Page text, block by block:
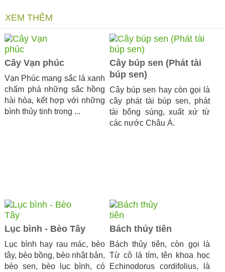
XEM THÊM
Cây Vạn phúc
Vạn Phúc mang sắc lá xanh
chấm phá những sắc hồng
hài hòa, kết hợp với những
bình thủy tinh trong ...
Cây búp sen (Phát tài
búp sen)
Cây búp sen hay còn gọi là
cây phát tài búp sen, phát
tài bông súng, xuất xứ từ
các nước Châu Á.
Lục bình - Bèo Tây
Lục bình hay rau mác, bèo
tây, bèo bồng, bèo nhật bản,
bèo sen, bèo lục bình, có
Bách thủy tiên
Bách thủy tiên, còn gọi là
Từ cô lá tím, tên khoa học
Echinodorus cordifolius, là